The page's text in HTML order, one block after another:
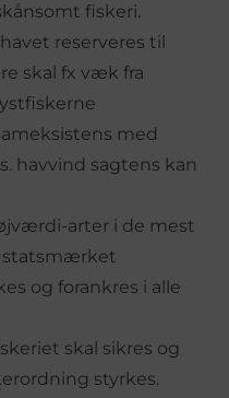
fiskeri.
reserveres til
skal fx væk fra
med
havvind sagtens kan
arter i de mest
statsmærket
og forankres i alle
skal sikres og
styrkes.